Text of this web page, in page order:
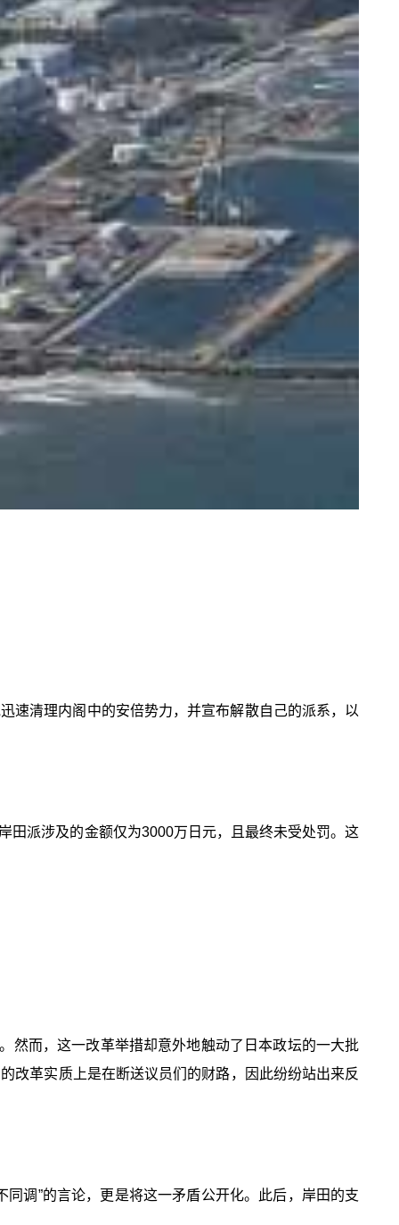
速清理内阁中的安倍势力，并宣布解散自己的派系，以
田派涉及的金额仅为3000万日元，且最终未受处罚。这
然而，这一改革举措却意外地触动了日本政坛的一大批
改革实质上是在断送议员们的财路，因此纷纷站出来反
调”的言论，更是将这一矛盾公开化。此后，岸田的支